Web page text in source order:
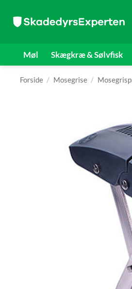
indhold
Møl Skægkræ & Sølvfisk
Forside / Mosegrise /